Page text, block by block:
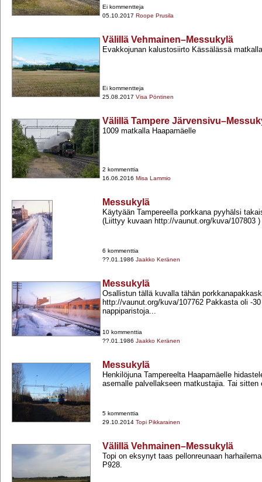
Ei kommentteja
05.10.2017 Roope Prusila
Välillä Vehmainen–Messukylä
Evakkojunan kalustosiirto Kässälässä
Ei kommentteja
25.08.2017 Visa Pöntinen
Välillä Tampere
1009 matkalla Haapamäelle
2 kommenttia
16.06.2016 Misa Lammio
Messukylä
Käytyään Tampereella porkkana pyyhälsi
(Liittyy kuvaan http://vaunut.org/kuva/107803 )
6 kommenttia
??.01.1986 Jaakko Keränen
Messukylä
Osallistun tällä kuvalla tähän
http://vaunut.org/kuva/107762 Pakkasta oli -​
nappiparistoja...
10 kommenttia
??.01.1986 Jaakko Keränen
Messukylä
Henkilöjuna Tampereelta Haapamäelle
asemalle palvellakseen matkustajia. Tai sitten
5 kommenttia
29.10.2014 Topi Pikkarainen
Välillä Vehmainen–Messukylä
Topi on eksynyt taas pellonreunaan
P928.